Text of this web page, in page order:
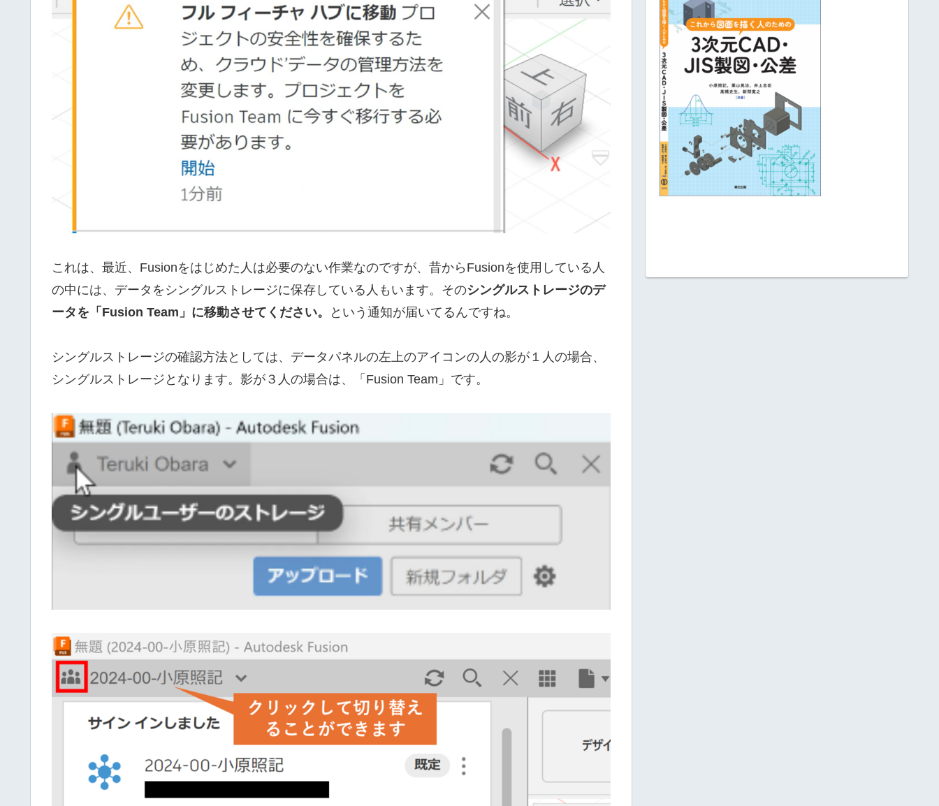
これは、最近、Fusionをはじめた人は必要のない作業なのですが、昔からFusionを使用している人
の中には、データをシングルストレージに保存している人もいます。そのシングルストレージのデ
ータを「Fusion Team」に移動させてください。
という通知が届いてるんですね。
シングルストレージの確認方法としては、データパネルの左上のアイコンの人の影が１人の場合、
シングルストレージとなります。影が３人の場合は、「Fusion Team」です。